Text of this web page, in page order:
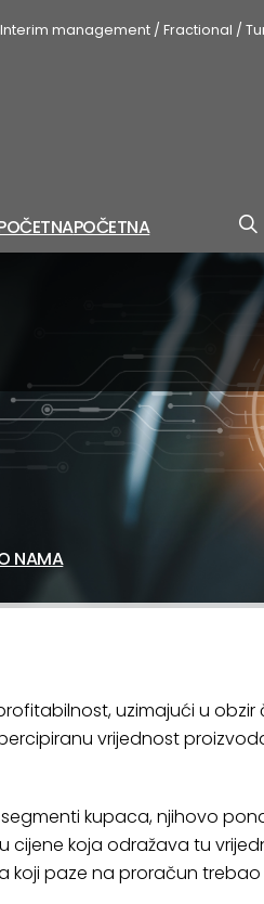
Interim management / Fractional /
POČETNA
NAMA
USLUGE
uzimajući u
vrijednost
kupaca, njihovo
koja odražava tu
paze na proračun